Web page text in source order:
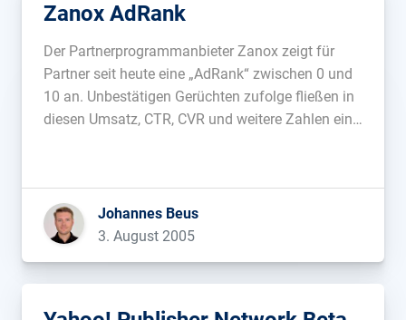
Zanox AdRank
Der Partnerprogrammanbieter Zanox zeigt für
Partner seit heute eine „AdRank“ zwischen 0 und
10 an. Unbestätigen Gerüchten zufolge fließen in
diesen Umsatz, CTR, CVR und weitere Zahlen ein
Johannes Beus
3. August 2005